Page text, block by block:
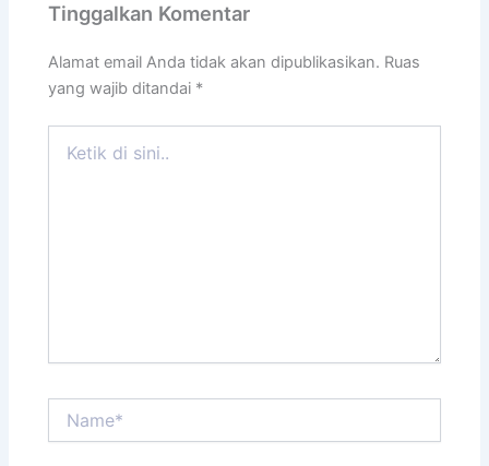
Tinggalkan Komentar
Alamat email Anda tidak akan dipublikasikan. Ruas
yang wajib ditandai *